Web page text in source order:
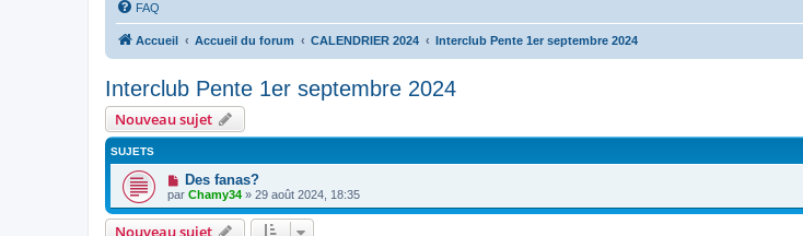
FAQ
Accueil Accueil du forum CALENDRIER 2024 Interclub Pente 1er septembre 2024
Interclub Pente 1er septembre 2024
Nouveau sujet
SUJETS
Des fanas?
par Chamy34 » 29 août 2024, 18:35
Nouveau sujet